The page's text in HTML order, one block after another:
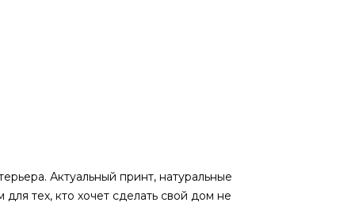
Актуальный принт, натуральные
тех, кто хочет сделать свой дом не